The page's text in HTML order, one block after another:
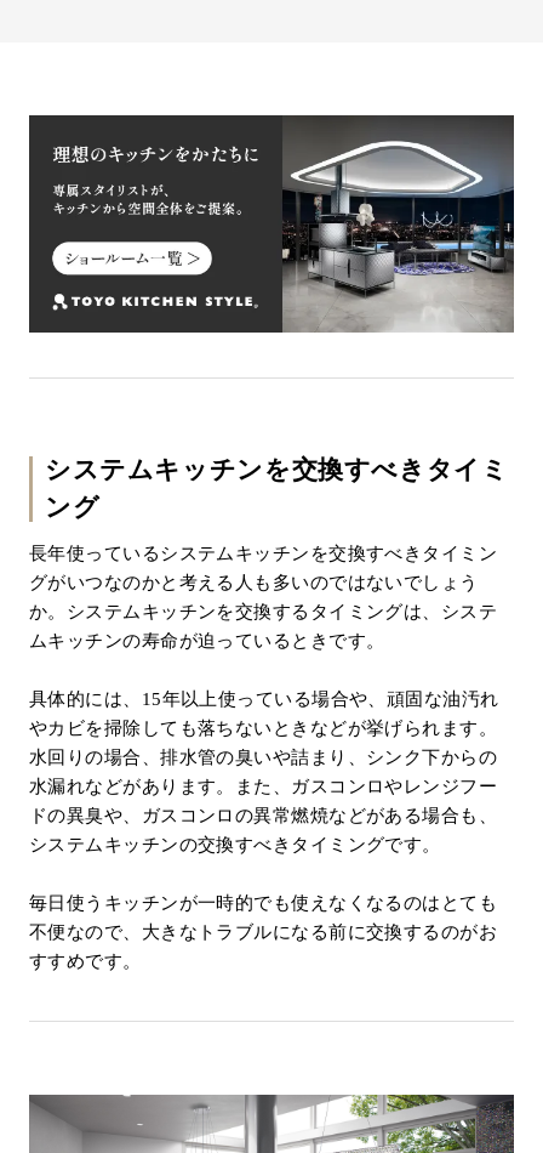
ンを実現しましょう
システムキッチンを交換すべきタイミ
ング
長年使っているシステムキッチンを交換すべきタイミン
グがいつなのかと考える人も多いのではないでしょう
か。システムキッチンを交換するタイミングは、システ
ムキッチンの寿命が迫っているときです。
具体的には、15年以上使っている場合や、頑固な油汚れ
やカビを掃除しても落ちないときなどが挙げられます。
水回りの場合、排水管の臭いや詰まり、シンク下からの
水漏れなどがあります。また、ガスコンロやレンジフー
ドの異臭や、ガスコンロの異常燃焼などがある場合も、
システムキッチンの交換すべきタイミングです。
毎日使うキッチンが一時的でも使えなくなるのはとても
不便なので、大きなトラブルになる前に交換するのがお
すすめです。